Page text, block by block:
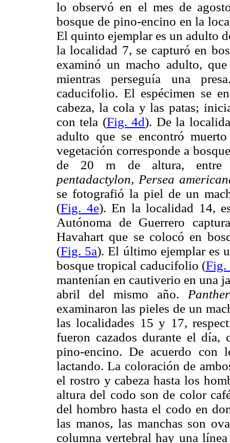
lo observó en el mes de
bosque de pino-encino en la
El quinto ejemplar es un adulto
la localidad 7, se capturó en
examinó un macho adulto,
mientras perseguía una
caducifolio. El espécimen se
cabeza, la cola y las patas;
con tela (Fig. 4d). De la
adulto que se encontró
vegetación corresponde a
de 20 m de altura,
pentadactylon, Persea
se fotografió la piel de un
(Fig. 4e). En la localidad 14,
Autónoma de Guerrero
Havahart que se colocó en
(Fig. 5a). El último ejemplar es
bosque tropical caducifolio (Fig.
mantenían en cautiverio en una
abril del mismo año.
examinaron las pieles de un
las localidades 15 y 17,
fueron cazados durante el día,
pino-encino. De acuerdo con
lactando. La coloración de
el rostro y cabeza hasta los
altura del codo son de color
del hombro hasta el codo en
las manos, las manchas son
columna vertebral hay una